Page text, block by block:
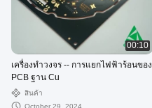
00:10
เครื่องทําวงจร -- การแยกไฟฟ้าร้อนของ
PCB ฐาน Cu
สินค้า
October 29, 2024